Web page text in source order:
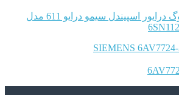
اسپیندل سیمو درایو 611 مدل
SIEMENS